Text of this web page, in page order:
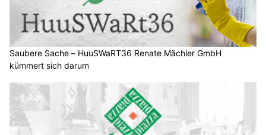
Saubere Sache – HuuSWaRT36 Renate Mächler GmbH
kümmert sich darum